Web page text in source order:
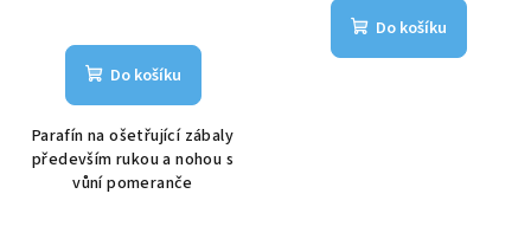
Do košíku
Parafín na ošetřující zábaly
především rukou a nohou s
vůní pomeranče
Do košíku